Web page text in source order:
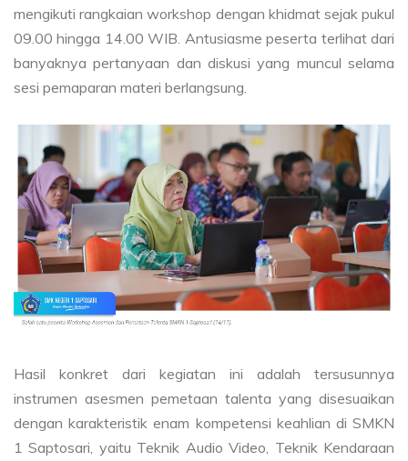
mengikuti rangkaian workshop dengan khidmat sejak pukul
09.00 hingga 14.00 WIB. Antusiasme peserta terlihat dari
banyaknya pertanyaan dan diskusi yang muncul selama
sesi pemaparan materi berlangsung.
Hasil konkret dari kegiatan ini adalah tersusunnya
instrumen asesmen pemetaan talenta yang disesuaikan
dengan karakteristik enam kompetensi keahlian di SMKN
1 Saptosari, yaitu Teknik Audio Video, Teknik Kendaraan